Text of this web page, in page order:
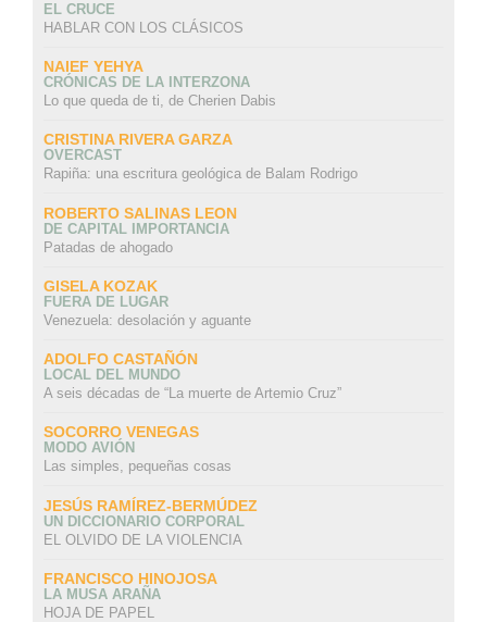
EL CRUCE
HABLAR CON LOS CLÁSICOS
NAIEF YEHYA
CRÓNICAS DE LA INTERZONA
Lo que queda de ti, de Cherien Dabis
CRISTINA RIVERA GARZA
OVERCAST
Rapiña: una escritura geológica de Balam Rodrigo
ROBERTO SALINAS LEON
DE CAPITAL IMPORTANCIA
Patadas de ahogado
GISELA KOZAK
FUERA DE LUGAR
Venezuela: desolación y aguante
ADOLFO CASTAÑÓN
LOCAL DEL MUNDO
A seis décadas de “La muerte de Artemio Cruz”
SOCORRO VENEGAS
MODO AVIÓN
Las simples, pequeñas cosas
JESÚS RAMÍREZ-BERMÚDEZ
UN DICCIONARIO CORPORAL
EL OLVIDO DE LA VIOLENCIA
FRANCISCO HINOJOSA
LA MUSA ARAÑA
HOJA DE PAPEL